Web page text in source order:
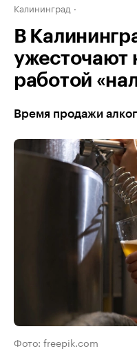
Калининград
В
ужесточают
работой
Время продажи
Фото: freepik.com